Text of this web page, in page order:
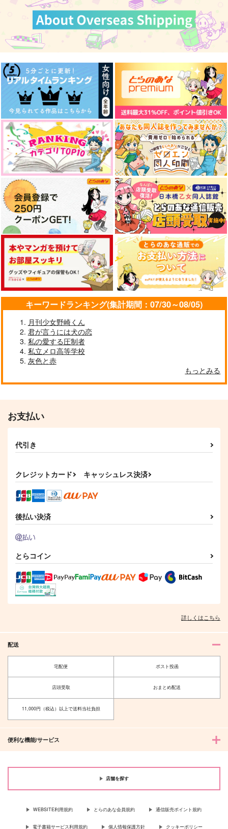
キーワードランキング(集計期間：07/30～08/05)
月刊少女野崎くん
君が言うには犬の恋
私の愛する圧制者
私立メロ高等学校
灰色と赤
もっとみる
お支払い
代引き
クレジットカード キャッシュレス決済
後払い決済
とらコイン
詳しくはこちら
配送
宅配便 ポスト投函
店頭受取 おまとめ配送
11,000円（税込）以上で送料当社負担
便利な機能/サービス
店舗を探す
WEBSITE利用規約 とらのあな会員規約 通信販売ポイント規約
電子書籍サービス利用規約 個人情報保護方針 クッキーポリシー